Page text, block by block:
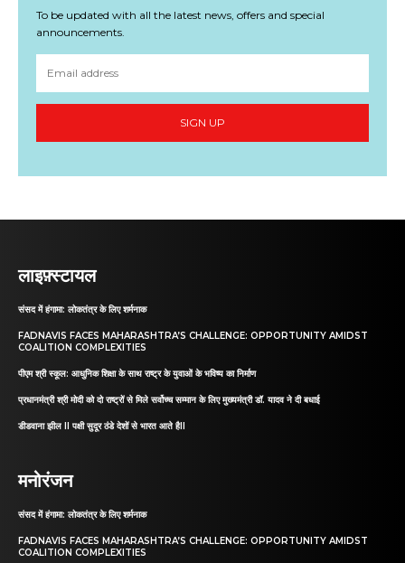
To be updated with all the latest news, offers and special
announcements.
SIGN UP
लाइफ़्स्टायल
संसद में हंगामा: लोकतंत्र के लिए शर्मनाक
FADNAVIS FACES MAHARASHTRA’S CHALLENGE: OPPORTUNITY AMIDST
COALITION COMPLEXITIES
पीएम श्री स्कूल: आधुनिक शिक्षा के साथ राष्ट्र के युवाओं के भविष्य का निर्माण
प्रधानमंत्री श्री मोदी को दो राष्ट्रों से मिले सर्वोच्च सम्मान के लिए मुख्यमंत्री डॉ. यादव ने दी बधाई
डीडवाना झील II पक्षी सुदूर ठंडे देशों से भारत आते हैII
मनोरंजन
संसद में हंगामा: लोकतंत्र के लिए शर्मनाक
FADNAVIS FACES MAHARASHTRA’S CHALLENGE: OPPORTUNITY AMIDST
COALITION COMPLEXITIES